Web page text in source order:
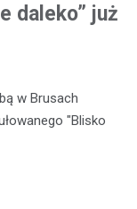
daleko” już
w Brusach
"Blisko